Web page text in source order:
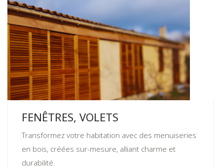
FENÊTRES, VOLETS
Transformez votre habitation avec des menuiseries
en bois, créées sur-mesure, alliant charme et
durabilité.